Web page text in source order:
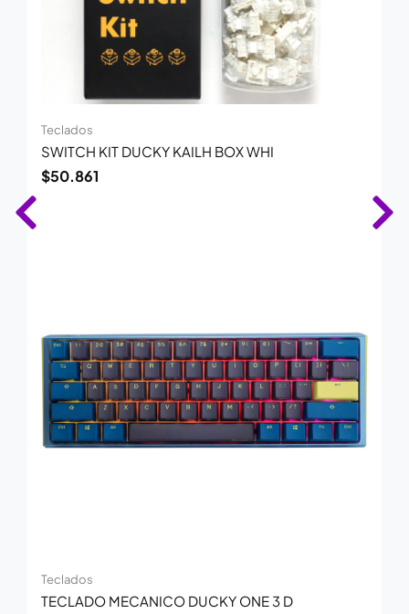
Teclados
SWITCH KIT DUCKY KAILH BOX WHI
$50.861
Teclados
TECLADO MECANICO DUCKY ONE 3 D